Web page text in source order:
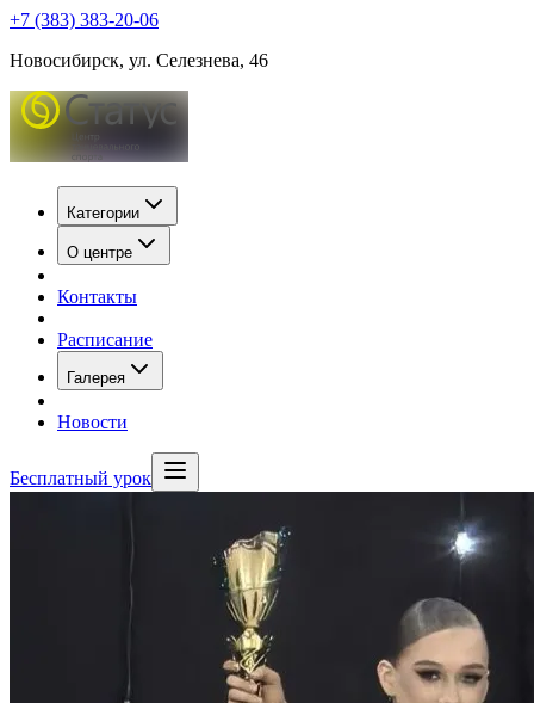
+7 (383) 383-20-06
Новосибирск, ул. Селезнева, 46
Категории
О центре
Контакты
Расписание
Галерея
Новости
Бесплатный урок